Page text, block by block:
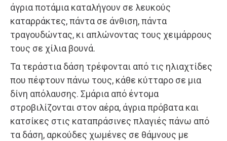
άγρια ποτάμια καταλήγουν σε λευκούς
καταρράκτες, πάντα σε άνθιση, πάντα
τραγουδώντας, κι απλώνοντας τους χειμάρρους
τους σε χίλια βουνά.
Τα τεράστια δάση τρέφονται από τις ηλιαχτίδες
που πέφτουν πάνω τους, κάθε κύτταρο σε μια
δίνη απόλαυσης. Σμάρια από έντομα
στροβιλίζονται στον αέρα, άγρια πρόβατα και
κατσίκες στις καταπράσινες πλαγιές πάνω από
τα δάση, αρκούδες χωμένες σε θάμνους με